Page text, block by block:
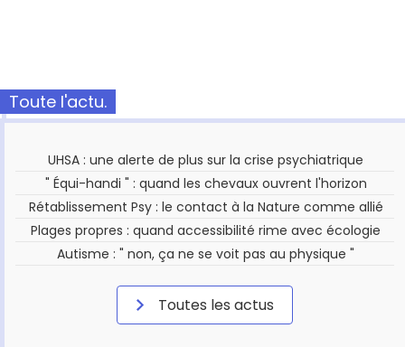
Toute l'actu.
UHSA : une alerte de plus sur la crise psychiatrique
" Équi-handi " : quand les chevaux ouvrent l'horizon
Rétablissement Psy : le contact à la Nature comme allié
Plages propres : quand accessibilité rime avec écologie
Autisme : " non, ça ne se voit pas au physique "
Toutes les actus